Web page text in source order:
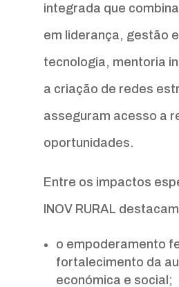
integrada que
em liderança, gestão e
tecnologia, mentoria
a criação de redes
asseguram acesso a
oportunidades.
Entre os impactos
INOV RURAL
o empoderamento
fortalecimento da
económica e social;